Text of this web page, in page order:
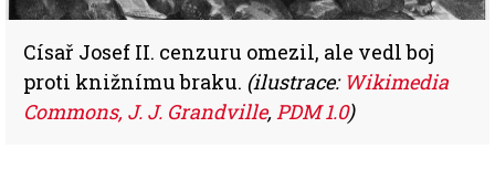
Císař Josef II. cenzuru omezil, ale vedl boj
proti knižnímu braku. (ilustrace: Wikimedia
Commons, J. J. Grandville, PDM 1.0)